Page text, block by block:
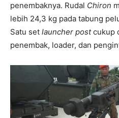
penembaknya. Rudal Chiron
lebih 24,3 kg pada tabung
Satu set launcher postcukup
penembak, loader, dan